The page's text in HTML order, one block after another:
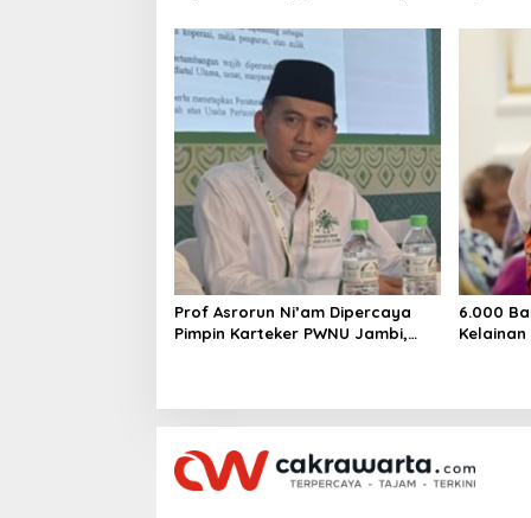
Layak
Prof Asrorun Ni’am Dipercaya
Pimpin Karteker PWNU Jambi,
6.000